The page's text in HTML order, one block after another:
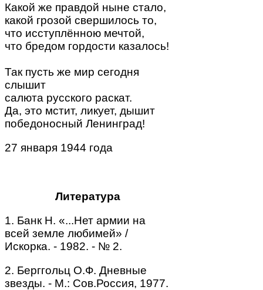
Какой же правдой ныне стало,
какой грозой свершилось то,
что исступлённою мечтой,
что бредом гордости казалось!
Так пусть же мир сегодня
слышит
салюта русского раскат.
Да, это мстит, ликует, дышит
победоносный Ленинград!
27 января 1944 года
Литература
1. Банк Н. «...Нет армии на
всей земле любимей» /
Искорка. - 1982. - № 2.
2. Берггольц О.Ф. Дневные
звезды. - М.: Сов.Россия, 1977.